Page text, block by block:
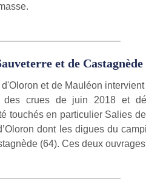
et de
et de Mauléon
des crues de juin 2018 et
touchés en particulier Salies
dont les digues du
(64). Ces deux